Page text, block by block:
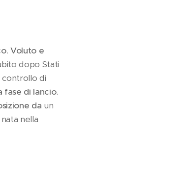
.Voluto e
dopo Stati
controllo di
fase di lancio.
da un
nella